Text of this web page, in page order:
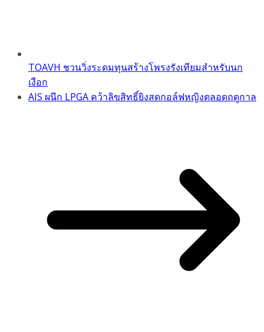
TOAVH ชวนวิ่งระดมทุนสร้างโพรงรังเทียมสำหรับนก
เงือก
AIS ผนึก LPGA คว้าลิขสิทธิ์ยิงสดกอล์ฟหญิงตลอดฤดูกาล